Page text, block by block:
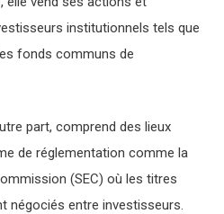
institutionnels tels que
fonds communs de
part, comprend des lieux
de réglementation comme la
(SEC) où les titres
négociés entre investisseurs.